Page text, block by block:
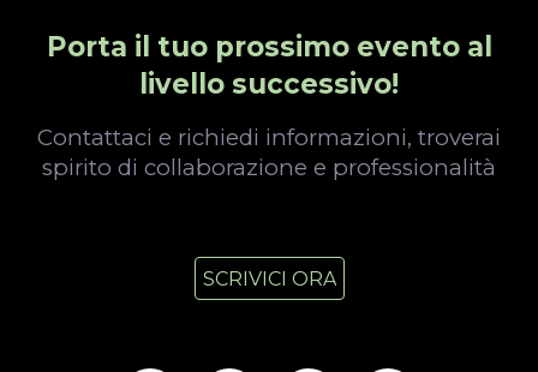
Porta il tuo prossimo evento al
livello successivo!
Contattaci e richiedi informazioni, troverai
spirito di collaborazione e professionalità
SCRIVICI ORA